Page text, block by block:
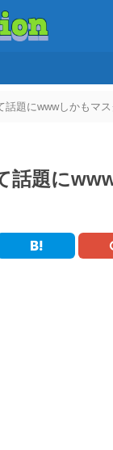
題にwwwしかもマ
話題に